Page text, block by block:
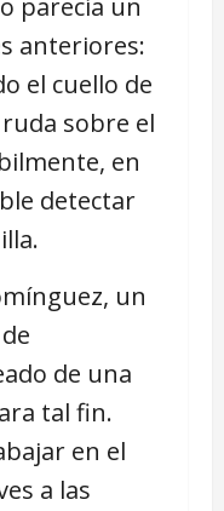
parecía un
anteriores:
el cuello de
sobre el
en
detectar
un
de una
tal fin.
en el
a las